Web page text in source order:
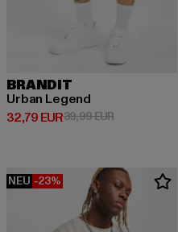
BRANDIT
Urban Legend
32,79 EUR
Derzeitiger Preis: 32,79 EUR
39,99 EUR
NEU -23%